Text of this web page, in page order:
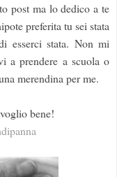
post ma lo dedico a te
preferita tu sei stata
esserci stata. Non mi
a prendere a scuola o
merendina per me.
bene!